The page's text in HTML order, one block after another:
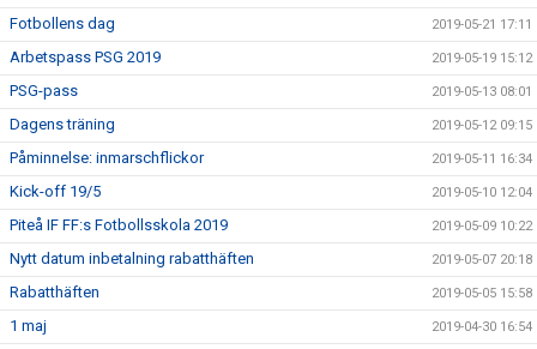
Fotbollens dag 2019-05-21 17:11
Arbetspass PSG 2019 2019-05-19 15:12
PSG-pass 2019-05-13 08:01
Dagens träning 2019-05-12 09:15
Påminnelse: inmarschflickor 2019-05-11 16:34
Kick-off 19/5 2019-05-10 12:04
Piteå IF FF:s Fotbollsskola 2019 2019-05-09 10:22
Nytt datum inbetalning rabatthäften 2019-05-07 20:18
Rabatthäften 2019-05-05 15:58
1 maj 2019-04-30 16:54